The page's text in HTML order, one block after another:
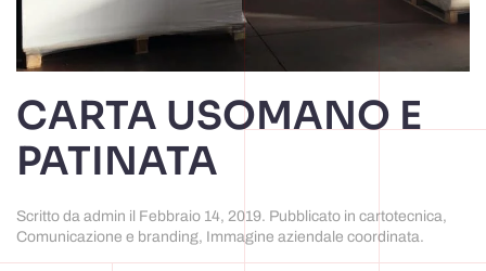
CARTA USOMANO E
PATINATA
Scritto da admin il Febbraio 14, 2019. Pubblicato in cartotecnica,
Comunicazione e branding, Immagine aziendale coordinata.